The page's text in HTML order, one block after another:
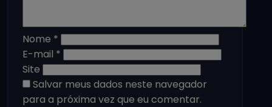
Nome *
E-mail *
Site
Salvar meus dados neste navegador
para a próxima vez que eu comentar.